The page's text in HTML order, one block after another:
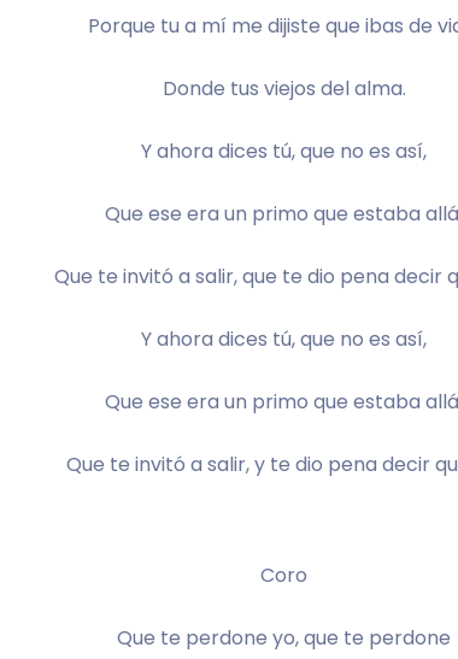
Porque tu a mí me dijiste que ibas de
Donde tus viejos del alma.
Y ahora dices tú, que no es así,
Que ese era un primo que estaba
Que te invitó a salir, que te dio pena decir
Y ahora dices tú, que no es así,
Que ese era un primo que estaba
Que te invitó a salir, y te dio pena decir
Coro
Que te perdone yo, que te perdone